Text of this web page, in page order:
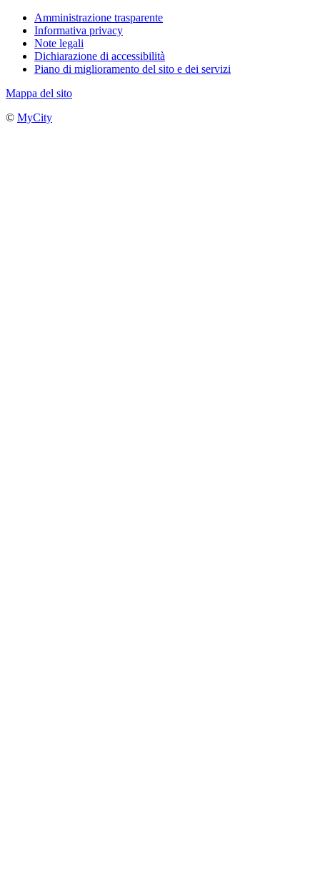
Amministrazione trasparente
Informativa privacy
Note legali
Dichiarazione di accessibilità
Piano di miglioramento del sito e dei servizi
Mappa del sito
© MyCity